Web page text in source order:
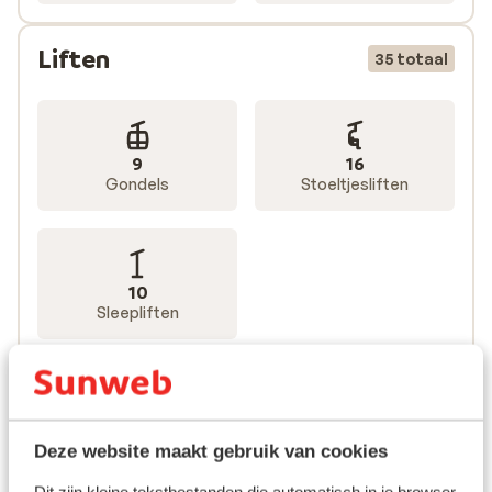
Deze website maakt gebruik van cookies
Liften 35 totaal
9
Gondels
16
Stoeltjesliften
10
Sleepliften